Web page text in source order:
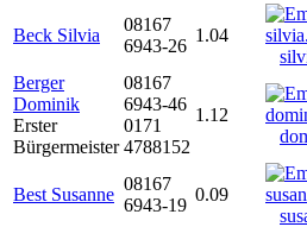
Beck Silvia
08167
6943-26
1.04
Berger
Dominik
Erster
Bürgermeister
08167
6943-46
0171
4788152
1.12
Best Susanne
08167
6943-19
0.09